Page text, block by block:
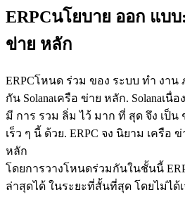
ERPCนโยบาย ออก แบบ
ข่าย หลัก
ERPCโหนด ร่วม ของ ระบบ ทํา งาน
กัน Solanaเครือ ข่าย หลัก. Solanaเนื่
มี การ รวม ลิ่ม ไว้ มาก ที่ สุด จึง เป็น
เร็ว ๆ นี้ ด้วย. ERPC จง นิยาม เครือ
หลัก
โดยการวางโหนดร่วมกันในชั้นนี้
ล่าสุดได้ ในระยะที่สั้นที่สุด โดยไม่ได้